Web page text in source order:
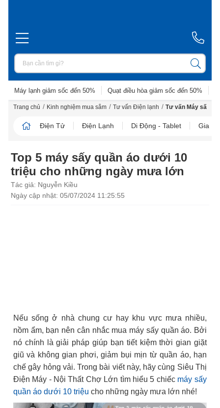
Máy lạnh giảm sốc đến 50% Quạt điều hòa giảm sốc đến 50%
Trang chủ / Kinh nghiệm mua sắm / Tư vấn Điện lạnh / Tư vấn Máy sấy
Điện Tử Điện Lạnh Di Động - Tablet Gia
Top 5 máy sấy quần áo dưới 10
triệu cho những ngày mưa lớn
Tác giả: Nguyễn Kiều
Ngày cập nhật: 05/07/2024 11:25:55
Nếu sống ở nhà chung cư hay khu vực mưa nhiều,
nồm ẩm, bạn nên cân nhắc mua máy sấy quần áo. Bởi
nó chính là giải pháp giúp bạn tiết kiệm thời gian giặt
giũ và không gian phơi, giảm bụi mịn từ quần áo, hạn
chế gây hỏng vải. Trong bài viết này, hãy cùng Siêu Thị
Điện Máy - Nội Thất Chợ Lớn tìm hiểu 5 chiếc máy sấy
quần áo dưới 10 triệu cho những ngày mưa lớn nhé!